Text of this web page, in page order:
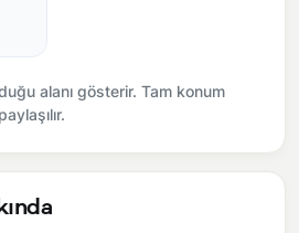
alanı gösterir. Tam konum